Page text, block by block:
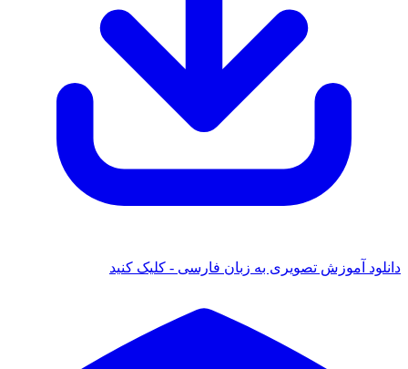
دانلود آموزش تصویری به زبان فارسی - کلیک کنید